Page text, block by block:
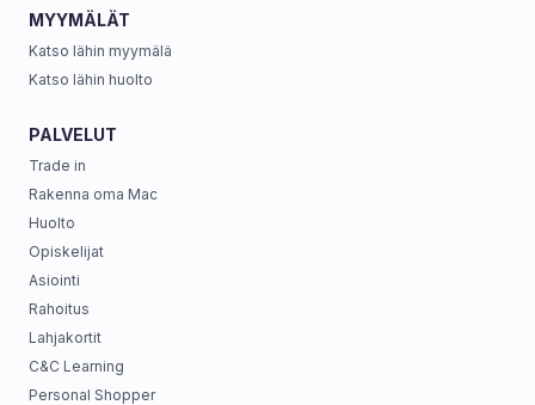
MYYMÄLÄT
Katso lähin myymälä
Katso lähin huolto
PALVELUT
Trade in
Rakenna oma Mac
Huolto
Opiskelijat
Asiointi
Rahoitus
Lahjakortit
C&C Learning
Personal Shopper